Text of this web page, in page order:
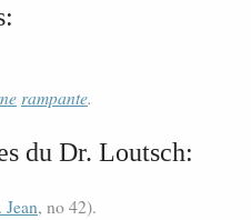
rampante.
du Dr. Loutsch:
, no 42).